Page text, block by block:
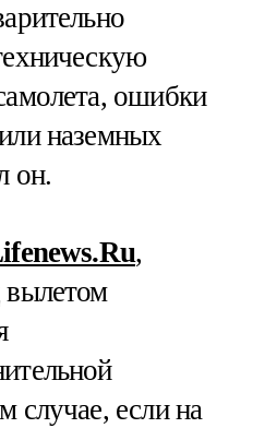
ошибки
наземных
он.
,
вылетом
случае, если на